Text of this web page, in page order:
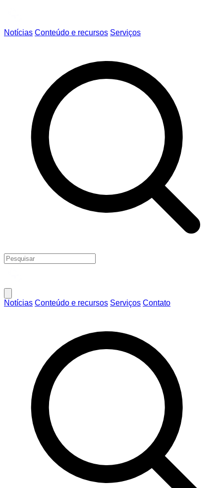
Notícias Conteúdo e recursos Serviços
Notícias Conteúdo e recursos Serviços Contato